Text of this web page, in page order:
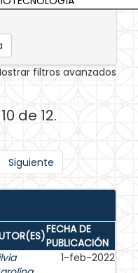
filtros avanzados
de 12.
Siguiente
FECHA DE
PUBLICACIÓN
1-feb-2022